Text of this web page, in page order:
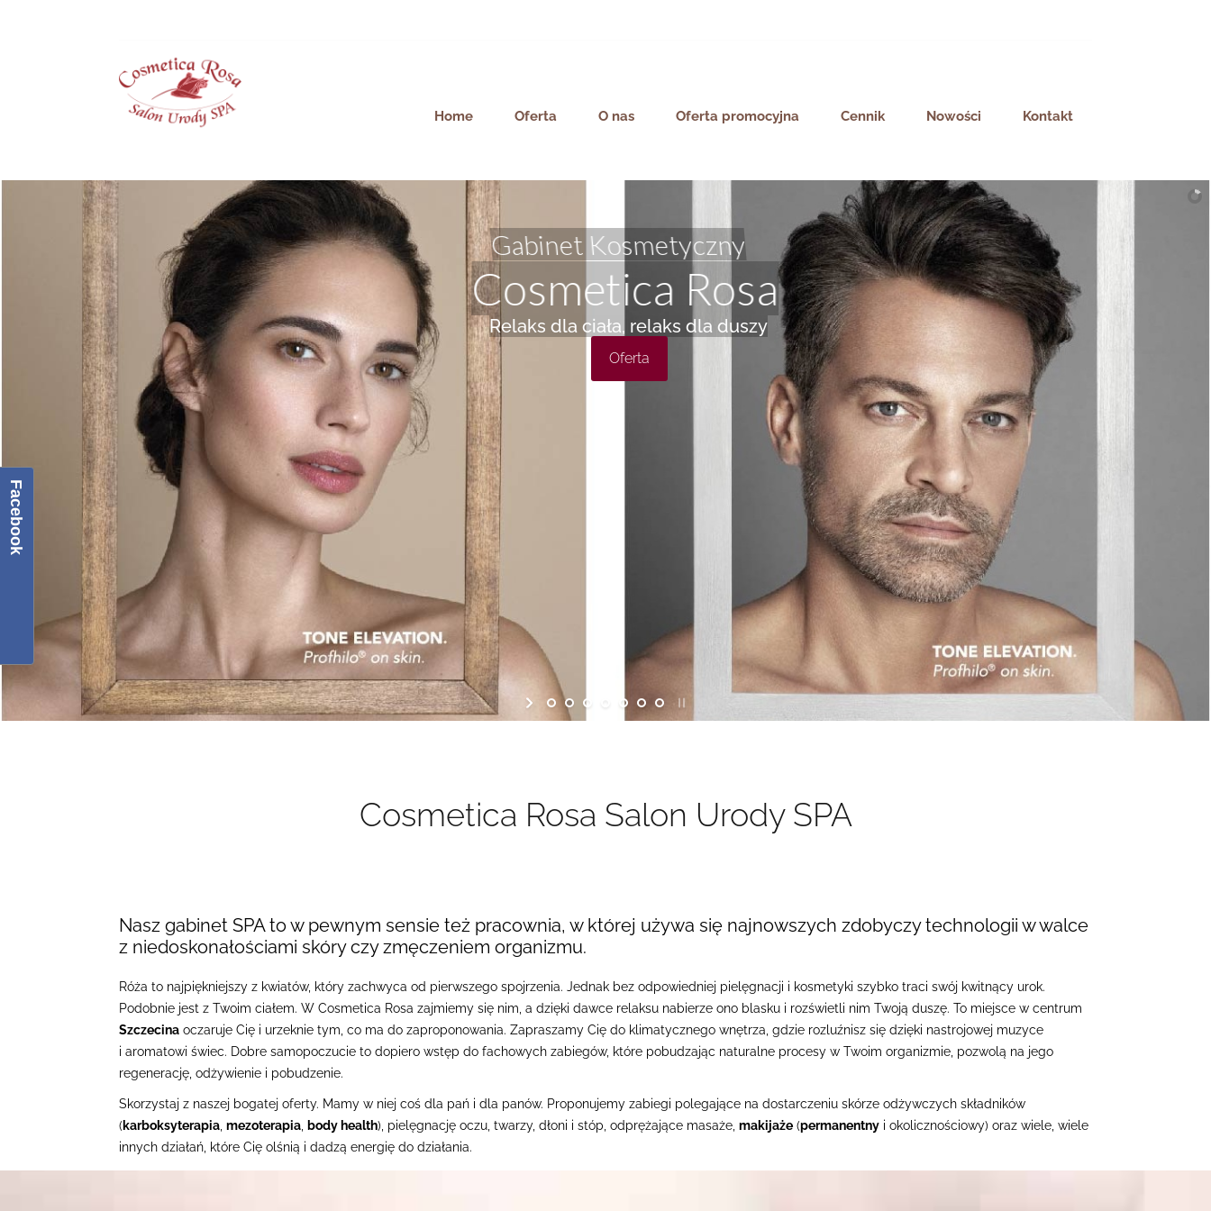
Home Oferta O nas Oferta promocyjna Cennik Nowości Kontakt
Gabinet Kosmetyczny
Cosmetica Rosa
Relaks dla ciała, relaks dla duszy
Oferta
Cosmetica Rosa Salon Urody SPA
Nasz gabinet SPA to w pewnym sensie też pracownia, w której używa się najnowszych zdobyczy technologii w walce
z niedoskonałościami skóry czy zmęczeniem organizmu.
Róża to najpiękniejszy z kwiatów, który zachwyca od pierwszego spojrzenia. Jednak bez odpowiedniej pielęgnacji i kosmetyki szybko traci swój kwitnący urok.
Podobnie jest z Twoim ciałem. W Cosmetica Rosa zajmiemy się nim, a dzięki dawce relaksu nabierze ono blasku i rozświetli nim Twoją duszę. To miejsce w centrum
Szczecina oczaruje Cię i urzeknie tym, co ma do zaproponowania. Zapraszamy Cię do klimatycznego wnętrza, gdzie rozluźnisz się dzięki nastrojowej muzyce
i aromatowi świec. Dobre samopoczucie to dopiero wstęp do fachowych zabiegów, które pobudzając naturalne procesy w Twoim organizmie, pozwolą na jego
regenerację, odżywienie i pobudzenie.
Skorzystaj z naszej bogatej oferty. Mamy w niej coś dla pań i dla panów. Proponujemy zabiegi polegające na dostarczeniu skórze odżywczych składników
(karboksyterapia mezoterapia body health), pielęgnację oczu, twarzy, dłoni i stóp, odprężające masaże, makijaże (permanentny i okolicznościowy) oraz wiele, wiele
innych działań, które Cię olśnią i dadzą energię do działania.
Facebook